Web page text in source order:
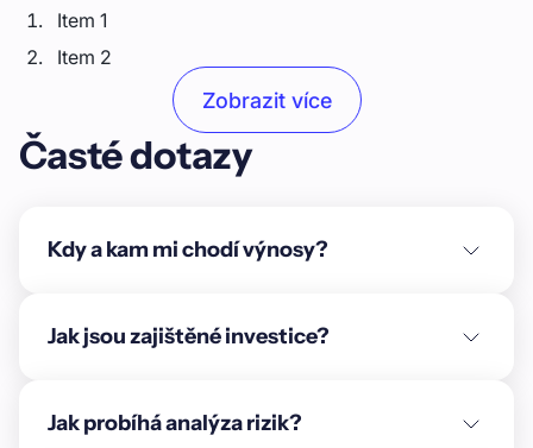
Item 1
Item 2
Unordered list
Item B
Text link
Emphasis
Zobrazit více
Časté dotazy
Kdy a kam mi chodí výnosy?
Jak jsou zajištěné investice?
Jak probíhá analýza rizik?